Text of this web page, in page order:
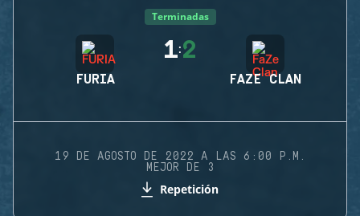
Terminadas
FURIA
1:2
FAZE CLAN
19 DE AGOSTO DE 2022 A LAS 6:00 P.M.
MEJOR DE 3
Repetición